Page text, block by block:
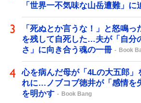
「世界一不気味な山岳遭難」に
「死ぬとか言うな！」と怒鳴
を残して自死した…夫が「自分
さ」に向き合う魂の一冊
Book
心を病んだ母が「4Lの大五郎」
れに…ノブコブ徳井が「感情を
を明かす
Book Bang